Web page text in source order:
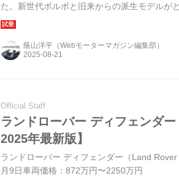
た。新世代ボルボと旧来からの派生モデルが
てきた。（写真：佐藤正巳）
蔭山洋平（Webモーターマガジン編集部）
Official Staff
ランドローバー ディフェンダ
2025年最新版】
ランドローバー ディフェンダー（Land
月9日車両価格：872万円〜2250万円